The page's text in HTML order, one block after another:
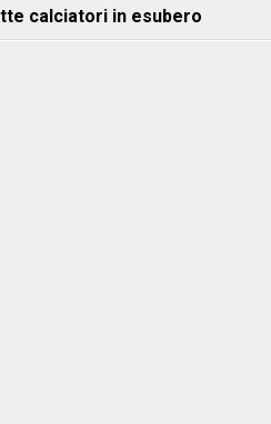
calciatori in esubero